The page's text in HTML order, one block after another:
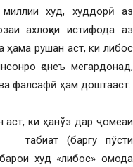
худ, худдорӣ аз
ахлоқии истифода аз
ҳама рушан аст, ки либос
қонеъ мегардонад,
фалсафӣ ҳам доштааст.
ки ҳанўз дар ҷомеаи
табиат (баргу пўсти
худ «либос» омода